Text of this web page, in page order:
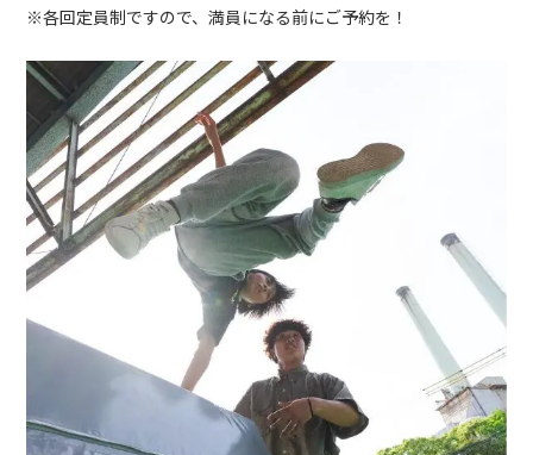
※各回定員制ですので、満員になる前にご予約を！